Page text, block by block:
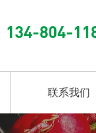
134-804-
联系我们